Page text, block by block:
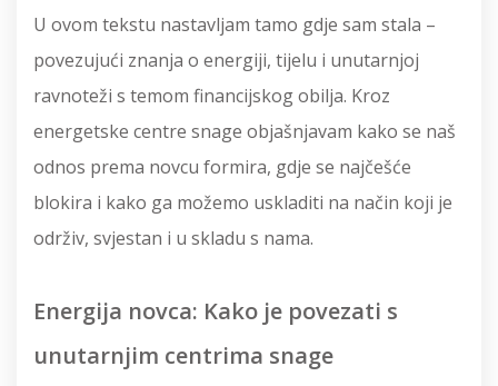
U ovom tekstu nastavljam tamo gdje sam stala –
povezujući znanja o energiji, tijelu i unutarnjoj
ravnoteži s temom financijskog obilja. Kroz
energetske centre snage objašnjavam kako se naš
odnos prema novcu formira, gdje se najčešće
blokira i kako ga možemo uskladiti na način koji je
održiv, svjestan i u skladu s nama.
Energija novca: Kako je povezati s
unutarnjim centrima snage